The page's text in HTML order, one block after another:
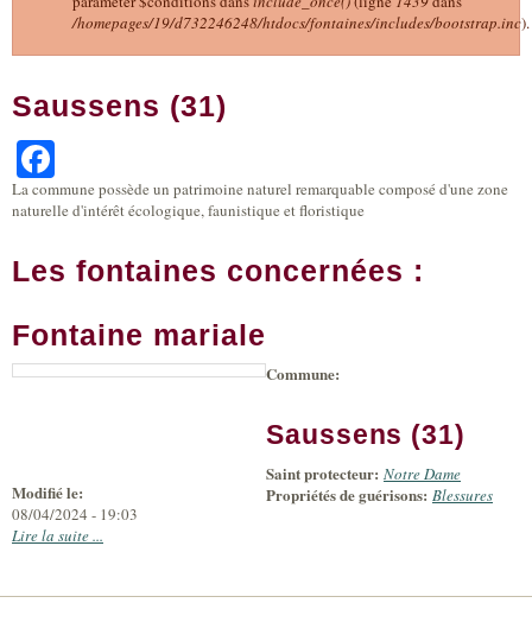
Message d'erreur
/homepages/19/d732246248/htdocs/fontaines/includes/bootstrap.inc).
Saussens (31)
La commune possède un patrimoine naturel remarquable composé d'une zone
naturelle d'intérêt écologique, faunistique et floristique
Les fontaines concernées :
Fontaine mariale
-
Leaflet|
Microsoft
suppliers
Modifié le:
08/04/2024 - 19:03
Commune:
Saussens (31)
Saint protecteur: Notre Dame
Propriétés de guérisons: Blessures
Lire la suite ...